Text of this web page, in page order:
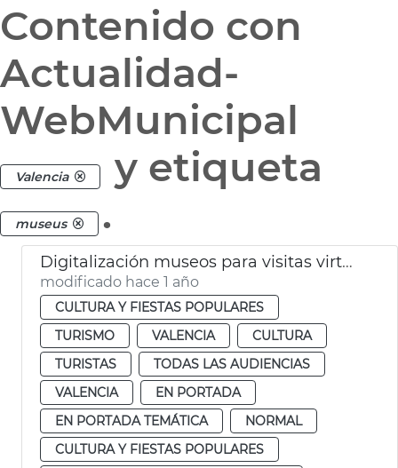
Contenido con
Actualidad-
WebMunicipal
Valencia y etiqueta
museus .
Digitalización museos para visitas virtuales
modificado hace 1 año
CULTURA Y FIESTAS POPULARES
TURISMO
VALENCIA
CULTURA
TURISTAS
TODAS LAS AUDIENCIAS
VALENCIA
EN PORTADA
EN PORTADA TEMÁTICA
NORMAL
CULTURA Y FIESTAS POPULARES